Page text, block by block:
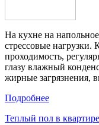
На кухне на
стрессовые нагрузки.
проходимость,
глазу влажный
жирные загрязнения,
Подробнее
Теплый пол в квартире